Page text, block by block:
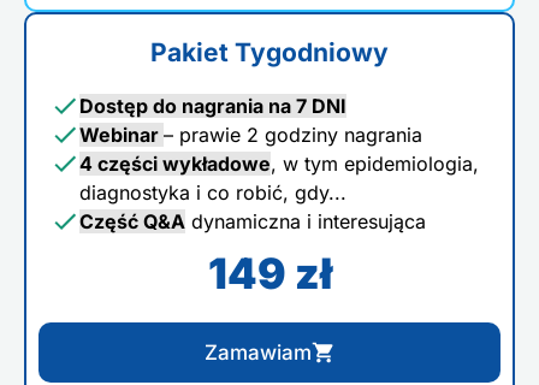
Pakiet Tygodniowy
Dostęp do nagrania na 7 DNI
Webinar – prawie 2 godziny nagrania
4 części wykładowe, w tym epidemiologia,
diagnostyka i co robić, gdy...
Część Q&A dynamiczna i interesująca
149 zł
Zamawiam